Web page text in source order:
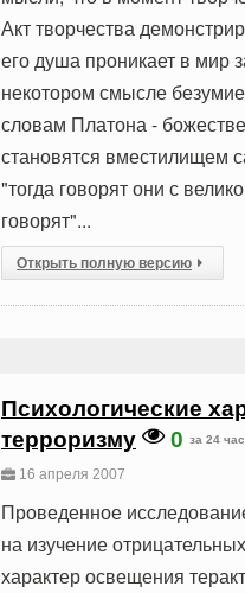
Акт творчества
его душа проникает в мир
некотором смысле
словам Платона -
становятся вместилищем
"тогда говорят они с
говорят"...
Открыть полную версию
Психологические
терроризму
0 за 24
16 апреля 2007
Проведенное
на изучение
характер освещения